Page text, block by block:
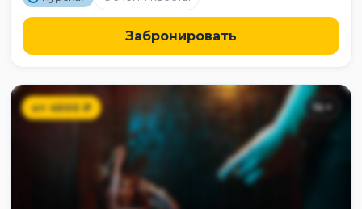
Забронировать
от4500₽ 14+